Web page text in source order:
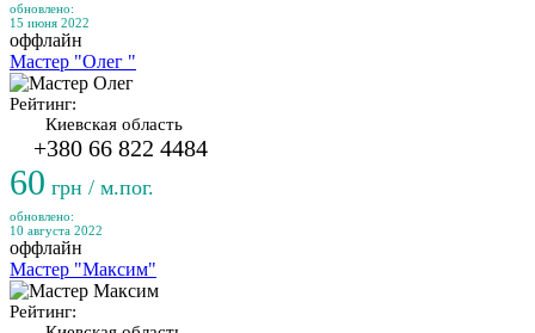
обновлено:
15 июня 2022
оффлайн
Мастер "Олег "
Рейтинг:
Киевская область
+380 66 822 4484
60 грн / м.пог.
обновлено:
10 августа 2022
оффлайн
Мастер "Максим"
Рейтинг: